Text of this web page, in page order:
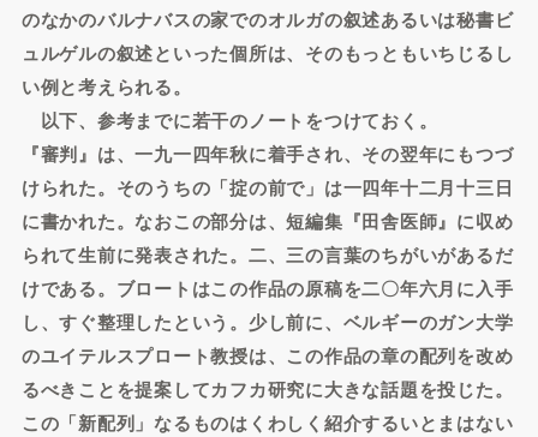
のなかのバルナバスの家でのオルガの叙述あるいは秘書ビ
ュルゲルの叙述といった個所は、そのもっともいちじるし
い例と考えられる。
以下、参考までに若干のノートをつけておく。
『審判』は、一九一四年秋に着手され、その翌年にもつづ
けられた。そのうちの「掟の前で」は一四年十二月十三日
に書かれた。なおこの部分は、短編集『田舎医師』に収め
られて生前に発表された。二、三の言葉のちがいがあるだ
けである。ブロートはこの作品の原稿を二〇年六月に入手
し、すぐ整理したという。少し前に、ベルギーのガン大学
のユイテルスプロート教授は、この作品の章の配列を改め
るべきことを提案してカフカ研究に大きな話題を投じた。
この「新配列」なるものはくわしく紹介するいとまはない